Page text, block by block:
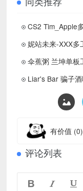
有价值 (0)
评论列表
  